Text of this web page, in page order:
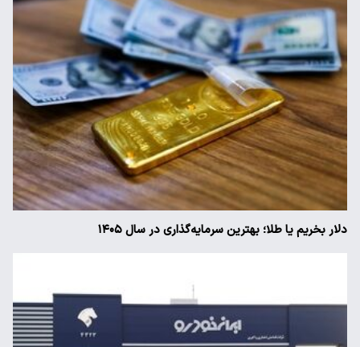
دلار بخریم یا طلا؛ بهترین سرمایه‌گذاری در سال ۱۴۰۵